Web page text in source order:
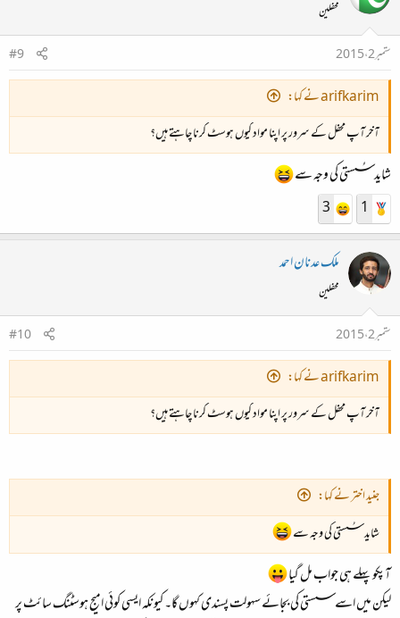
محفلین
ستمبر 2، 2015
#9
arifkarim نے کہا:
آخر آپ محفل کے سرور پر اپنا مواد کیوں ہوسٹ کرنا چاہتے ہیں؟
شاید سُستی کی وجہ سے
1
3
ملک عدنان احمد
محفلین
ستمبر 2، 2015
#10
arifkarim نے کہا:
آخر آپ محفل کے سرور پر اپنا مواد کیوں ہوسٹ کرنا چاہتے ہیں؟
جنید اختر نے کہا:
شاید سُستی کی وجہ سے
آپکو پہلے ہی جواب مل گیا
لیکن میں اسے سستی کی بجائے سہولت پسندی کہوں گا۔ کیونکہ ایسی کوئی امیج ہوسٹنگ سائٹ پر